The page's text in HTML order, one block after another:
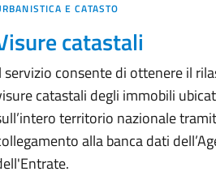
E CATASTO
catastali
servizio consente di ottenere il
catastali degli immobili
territorio nazionale
alla banca dati